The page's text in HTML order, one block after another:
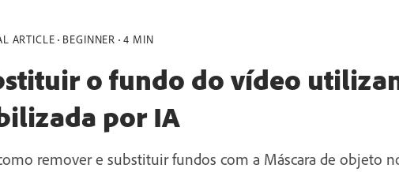
ARTICLE BEGINNER 4 MIN
o fundo do vídeo
por IA
remover e substituir fundos com a Máscara de objeto